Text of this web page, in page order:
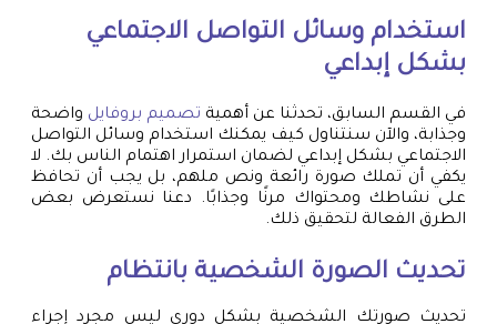
استخدام وسائل التواصل الاجتماعي
بشكل إبداعي
في القسم السابق، تحدثنا عن أهمية تصميم بروفايل واضحة
وجذابة، والآن سنتناول كيف يمكنك استخدام وسائل التواصل
الاجتماعي بشكل إبداعي لضمان استمرار اهتمام الناس بك. لا
يكفي أن تملك صورة رائعة ونص ملهم، بل يجب أن تحافظ
على نشاطك ومحتواك مرنًا وجذابًا. دعنا نستعرض بعض
الطرق الفعالة لتحقيق ذلك.
تحديث الصورة الشخصية بانتظام
تحديث صورتك الشخصية بشكل دوري ليس مجرد إجراء